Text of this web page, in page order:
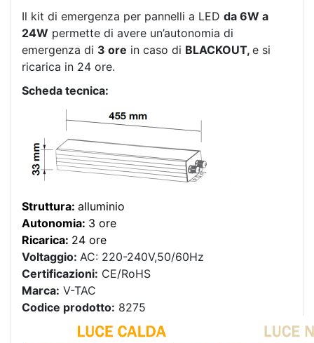
Il kit di emergenza per pannelli a LED da 6W a
24W permette di avere un’autonomia di
emergenza di 3 ore in caso di BLACKOUT, e si
ricarica in 24 ore.
Scheda tecnica:
Struttura: alluminio
Autonomia: 3 ore
Ricarica: 24 ore
Voltaggio: AC: 220-240V,50/60Hz
Certificazioni: CE/RoHS
Marca: V-TAC
Codice prodotto: 8275